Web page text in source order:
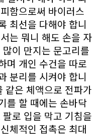
함으로써 바이러스
최선을 다해야 합니
는 뭐니 해도 손을 자
이 만지는 문고리를
며 개인 수건을 따로
분리를 시켜야 합니
같은 체액으로 전파가
를 할 때에는 손바닥
로 입을 막고 기침을
체적인 접촉은 최대